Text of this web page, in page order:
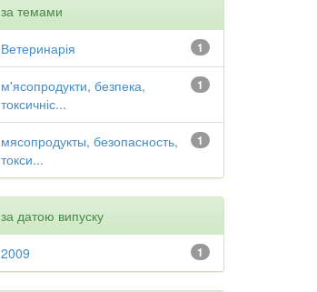
за темами
1
Ветеринарія
1
м'ясопродукти, безпека,
токсичніс...
1
мясопродукты, безопасность,
токси...
за датою випуску
1
2009